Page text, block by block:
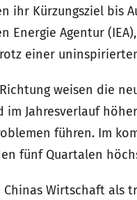
ihr Kürzungsziel bis
Energie Agentur
einer
weisen die
im Jahresverlauf
führen. Im
fünf Quartalen
Wirtschaft als